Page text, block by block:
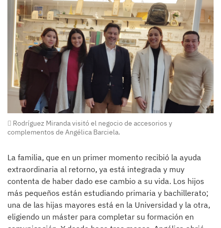
Rodríguez Miranda visitó el negocio de accesorios y
complementos de Angélica Barciela.
La familia, que en un primer momento recibió la ayuda
extraordinaria al retorno, ya está integrada y muy
contenta de haber dado ese cambio a su vida. Los hijos
más pequeños están estudiando primaria y bachillerato;
una de las hijas mayores está en la Universidad y la otra,
eligiendo un máster para completar su formación en